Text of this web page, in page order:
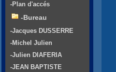
-Plan d'accés
-Bureau
-Jacques DUSSERRE
-Michel Julien
-Julien DIAFERIA
-JEAN BAPTISTE